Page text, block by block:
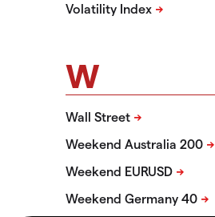
Volatility Index
W
Wall Street
Weekend Australia 200
Weekend EURUSD
Weekend Germany 40